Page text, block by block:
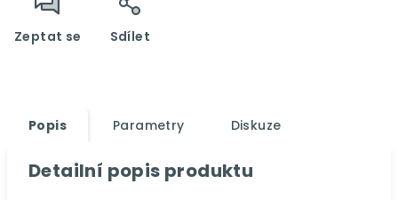
Zeptat se Sdílet
Popis Parametry Diskuze
Detailní popis produktu